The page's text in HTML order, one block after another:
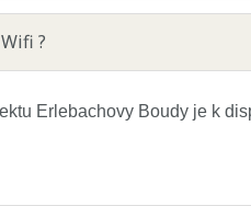
?
Erlebachovy Boudy je k